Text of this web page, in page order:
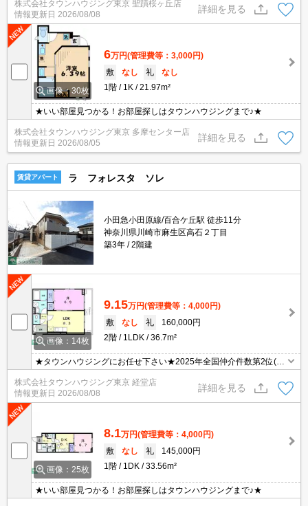
株式会社タウンハウジング東京 聖蹟桜ヶ丘店
情報更新日 2026/08/08
詳細を見る
画像：30枚
6万円(管理費等：3,000円)
敷
なし 礼
なし
1階
1K 21.97m²
★いい部屋見つかる！お部屋探しはタウンハウジングまで♪★
株式会社タウンハウジング東京 多摩センター店
情報更新日 2026/08/05
詳細を見る
賃貸アパート ラ フォレスタ ソレ
小田急小田原線/百合ケ丘駅 徒歩11分
神奈川県川崎市麻生区高石２丁目
築3年
2階建
画像：14枚
9.15万円(管理費等：4,000円)
敷
なし 礼
160,000円
2階
1LDK 36.7m²
★タウンハウジングにお任せ下さい★2025年全国仲介件数第2位(全
国賃貸新聞2026年掲載)★
株式会社タウンハウジング東京 経堂店
情報更新日 2026/08/08
詳細を見る
画像：25枚
8.1万円(管理費等：4,000円)
敷
なし 礼
145,000円
1階
1DK 33.56m²
★いい部屋見つかる！お部屋探しはタウンハウジングまで♪★